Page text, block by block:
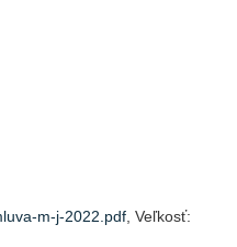
m-j-2022.pdf, Veľkosť: